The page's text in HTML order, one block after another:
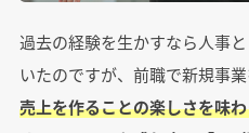
過去の経験を生かすなら人事
いたのですが、前職で新規事
売上を作ることの楽しさを味